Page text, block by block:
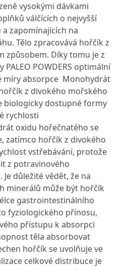
vysokými dávkami
válčících o nejvyšší
zapomínajících na
Tělo zpracovává hořčík z
způsobem. Díky tomu je z
POWDERS optimální
míry absorpce Monohydrát
z divokého mořského
biologicky dostupné formy
rychlosti
oxidu hořečnatého se
zatímco hořčík z divokého
vstřebávání, protože
z potravinového
důležité vědět, že na
minerálů může být hořčík
gastrointestinálního
fyziologického přínosu,
přístupu k absorpci
těla absorbovat
hořčík se uvolňuje ve
celkové distribuce je